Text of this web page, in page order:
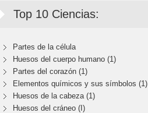
Top 10 Ciencias:
Partes de la célula
Huesos del cuerpo humano (1)
Partes del corazón (1)
Elementos químicos y sus símbolos (1)
Huesos de la cabeza (1)
Huesos del cráneo (I)